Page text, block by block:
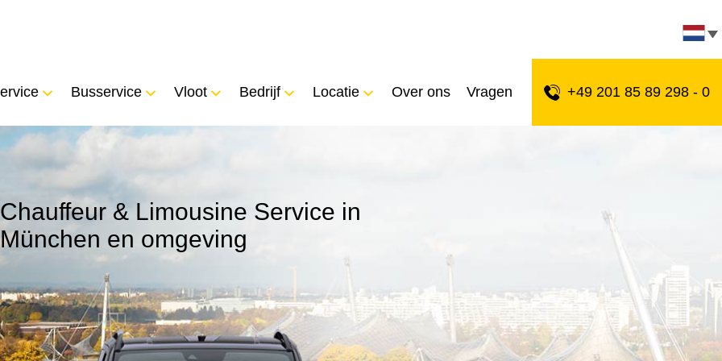
Busservice Vloot Bedrijf Locatie Over ons Vragen +49 201 85 89 298 - 0
Chauffeur & Limousine Service in
München en omgeving